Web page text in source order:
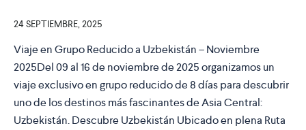
24 SEPTIEMBRE, 2025
Viaje en Grupo Reducido a Uzbekistán – Noviembre
2025Del 09 al 16 de noviembre de 2025 organizamos un
viaje exclusivo en grupo reducido de 8 días para descubrir
uno de los destinos más fascinantes de Asia Central:
Uzbekistán. Descubre Uzbekistán Ubicado en plena Ruta